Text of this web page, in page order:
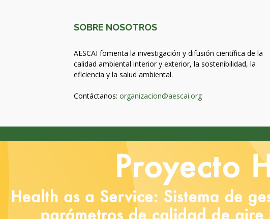
SOBRE NOSOTROS
AESCAI fomenta la investigación y difusión científica de la
calidad ambiental interior y exterior, la sostenibilidad, la
eficiencia y la salud ambiental.
Contáctanos: organizacion@aescai.org